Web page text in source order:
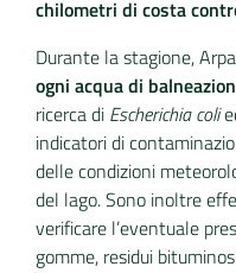
chilometri di costa
Durante la stagione,
ogni acqua di
ricerca di Escherichia coli
indicatori di
delle condizioni
del lago. Sono inoltre
verificare l’eventuale
gomme, residui